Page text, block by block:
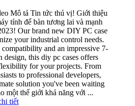
Mô tả Tin tức thú vị! Giới thiệu
tính để bàn tương lai và mạnh
Our brand new DIY PC case
your industrial control needs.
and an impressive 7-
design, this diy pc cases offers
for your projects. From
to professional developers,
solution you've been waiting
một thế giới khả năng với ...
tiết